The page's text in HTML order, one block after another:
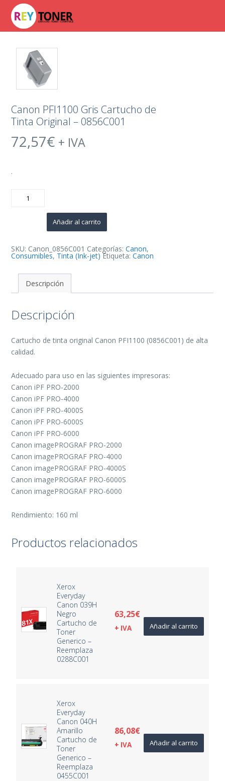
Canon PFI1100 Gris Cartucho de
Tinta Original – 0856C001
72,57€ + IVA
.
PFI1100
0856C001
cantidad
Añadir al carrito
SKU: Canon_0856C001 Categorías:Canon,
Consumibles, Tinta (Ink-jet) Etiqueta:Canon
Descripción
Descripción
Cartucho de tinta original Canon PFI1100 (0856C001) de alta
calidad.
Adecuado para uso en las siguientes impresoras:
Canon iPF PRO-2000
Canon iPF PRO-4000
Canon iPF PRO-4000S
Canon iPF PRO-6000S
Canon iPF PRO-6000
Canon imagePROGRAF PRO-2000
Canon imagePROGRAF PRO-4000
Canon imagePROGRAF PRO-4000S
Canon imagePROGRAF PRO-6000S
Canon imagePROGRAF PRO-6000
Rendimiento: 160 ml
Productos relacionados
Xerox
Everyday
Canon 039H
Negro
Cartucho de
Toner
Generico –
Reemplaza
0288C001
63,25€
+ IVA Añadir al carrito
Xerox
Everyday
Canon 040H
Amarillo
Cartucho de
Toner
Generico –
Reemplaza
0455C001
86,08€
+ IVA Añadir al carrito